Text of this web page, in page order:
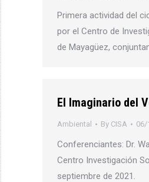
Primera actividad del
por el Centro de
de Mayagüez,
El Imaginario del
Ambiental By CISA 06/
Conferenciantes: Dr.
Centro Investigación
septiembre de 2021.